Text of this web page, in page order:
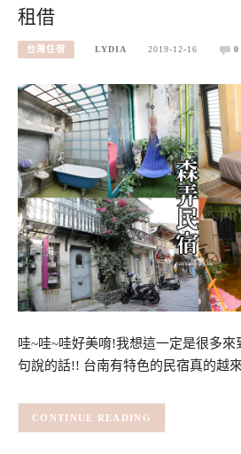
租借
台灣住宿 LYDIA 2019-12-16 0
哇~哇~哇好美唷!我想這一定是很多
句說的話!! 台南有特色的民宿真的越
CONTINUE READING